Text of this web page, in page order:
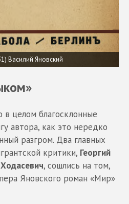
Василий Яновский
в целом благосклонные
автора, как это нередко
разгром. Два главных
критики, Георгий
, сошлись на том,
Яновского роман «Мир»